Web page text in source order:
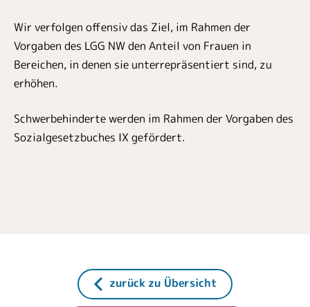
Wir verfolgen offensiv das Ziel, im Rahmen der
Vorgaben des LGG NW den Anteil von Frauen in
Bereichen, in denen sie unterrepräsentiert sind, zu
erhöhen.
Schwerbehinderte werden im Rahmen der Vorgaben des
Sozialgesetzbuches IX gefördert.
zurück zu Übersicht